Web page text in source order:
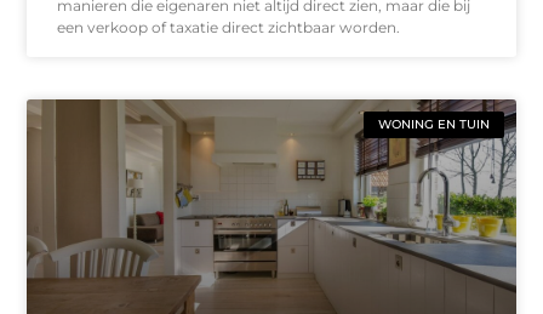
manieren die eigenaren niet altijd direct zien, maar die bij
een verkoop of taxatie direct zichtbaar worden.
WONING EN TUIN